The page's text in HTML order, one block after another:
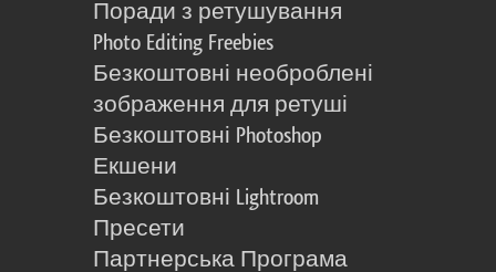
Поради з ретушування
Photo Editing Freebies
Безкоштовні необроблені
зображення для ретуші
Безкоштовні Photoshop
Екшени
Безкоштовні Lightroom
Пресети
Партнерська Програма